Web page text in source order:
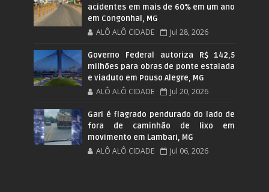
acidentes em mais de 60% em um ano
em Congonhal, MG
ALÔ ALÔ CIDADE Jul 28, 2026
Governo Federal autoriza R$ 142,5
milhões para obras de ponte estaiada
e viaduto em Pouso Alegre, MG
ALÔ ALÔ CIDADE Jul 20, 2026
Gari é flagrado pendurado do lado de
fora de caminhão de lixo em
movimento em Lambari, MG
ALÔ ALÔ CIDADE Jul 06, 2026